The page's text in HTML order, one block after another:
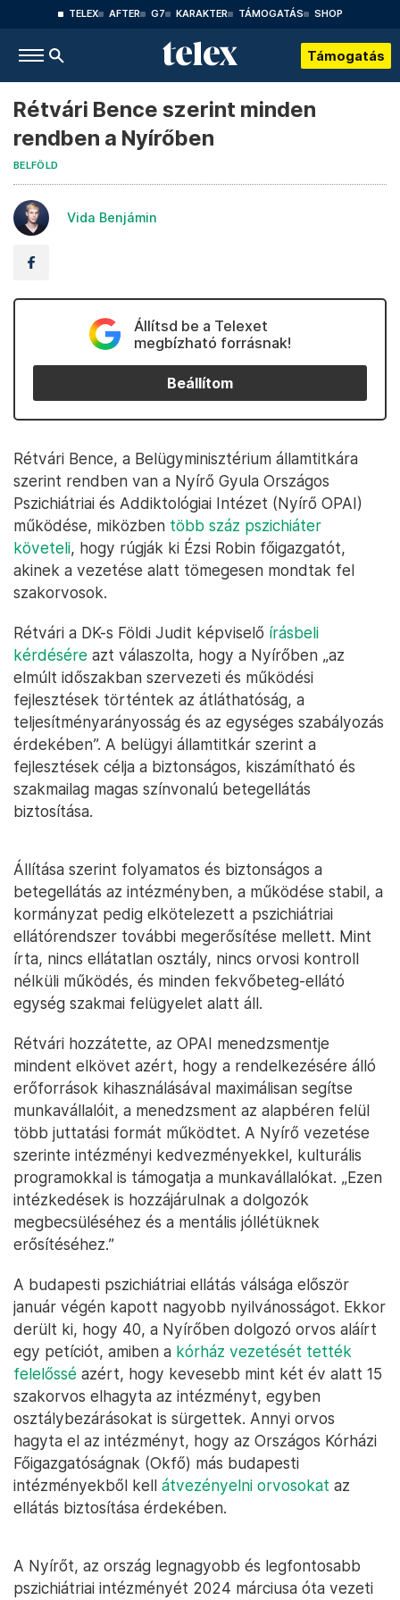
TELEX AFTER G7 KARAKTER TÁMOGATÁS SHOP
Támogatás
Rétvári Bence szerint minden
rendben a Nyírőben
BELFÖLD
Vida Benjámin
Állítsd be a Telexet
megbízható forrásnak!
Beállítom
Rétvári Bence, a Belügyminisztérium államtitkára
szerint rendben van a Nyírő Gyula Országos
Pszichiátriai és Addiktológiai Intézet (Nyírő OPAI)
működése, miközben több száz pszichiáter
követeli, hogy rúgják ki Ézsi Robin főigazgatót,
akinek a vezetése alatt tömegesen mondtak fel
szakorvosok.
Rétvári a DK-s Földi Judit képviselő írásbeli
kérdésére azt válaszolta, hogy a Nyírőben „az
elmúlt időszakban szervezeti és működési
fejlesztések történtek az átláthatóság, a
teljesítményarányosság és az egységes szabályozás
érdekében”. A belügyi államtitkár szerint a
fejlesztések célja a biztonságos, kiszámítható és
szakmailag magas színvonalú betegellátás
biztosítása.
Állítása szerint folyamatos és biztonságos a
betegellátás az intézményben, a működése stabil, a
kormányzat pedig elkötelezett a pszichiátriai
ellátórendszer további megerősítése mellett. Mint
írta, nincs ellátatlan osztály, nincs orvosi kontroll
nélküli működés, és minden fekvőbeteg-ellátó
egység szakmai felügyelet alatt áll.
Rétvári hozzátette, az OPAI menedzsmentje
mindent elkövet azért, hogy a rendelkezésére álló
erőforrások kihasználásával maximálisan segítse
munkavállalóit, a menedzsment az alapbéren felül
több juttatási formát működtet. A Nyírő vezetése
szerinte intézményi kedvezményekkel, kulturális
programokkal is támogatja a munkavállalókat. „Ezen
intézkedések is hozzájárulnak a dolgozók
megbecsüléséhez és a mentális jóllétüknek
erősítéséhez.”
A budapesti pszichiátriai ellátás válsága először
január végén kapott nagyobb nyilvánosságot. Ekkor
derült ki, hogy 40, a Nyírőben dolgozó orvos aláírt
egy petíciót, amiben a kórház vezetését tették
felelőssé azért, hogy kevesebb mint két év alatt 15
szakorvos elhagyta az intézményt, egyben
osztálybezárásokat is sürgettek. Annyi orvos
hagyta el az intézményt, hogy az Országos Kórházi
Főigazgatóságnak (Okfő) más budapesti
intézményekből kell átvezényelni orvosokat az
ellátás biztosítása érdekében.
A Nyírőt, az ország legnagyobb és legfontosabb
pszichiátriai intézményét 2024 márciusa óta vezeti